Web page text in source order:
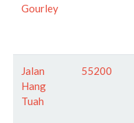
Gourley
Jalan
Hang
Tuah
55200